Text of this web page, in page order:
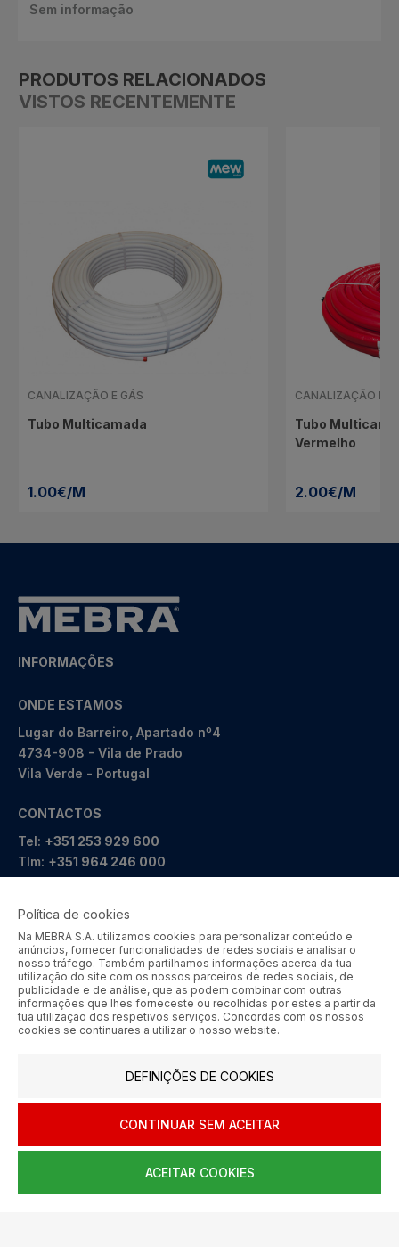
Sem informação
PRODUTOS RELACIONADOS
VISTOS RECENTEMENTE
CANALIZAÇÃO E GÁS
Tubo Multicamada
1.00€/M
CANALIZAÇÃO E
Tubo
Vermelho
2.00€/M
INFORMAÇÕES
ONDE ESTAMOS
Lugar do Barreiro, Apartado nº4
4734-908 - Vila de Prado
Vila Verde - Portugal
CONTACTOS
Tel: +351 253 929 600
Tlm: +351 964 246 000
geral@mebra.pt
CERTIFICAÇÕES PRÉMIOS
MEBRA - Comércio por Grosso de Metais e Acessórios de Braga
Aos preços apresentados acresce IVA à taxa em vigor.
HOME AJUDA MENU CARRINHO CONTA
Política de cookies
Na MEBRA S.A. utilizamos cookies para personalizar conteúdo e
anúncios, fornecer funcionalidades de redes sociais e analisar o
nosso tráfego. Também partilhamos informações acerca da tua
utilização do site com os nossos parceiros de redes sociais, de
publicidade e de análise, que as podem combinar com outras
informações que lhes forneceste ou recolhidas por estes a partir da
tua utilização dos respetivos serviços. Concordas com os nossos
cookies se continuares a utilizar o nosso website.
DEFINIÇÕES DE COOKIES
CONTINUAR SEM ACEITAR
ACEITAR COOKIES